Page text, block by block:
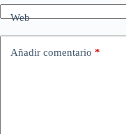
Web
Añadir comentario *